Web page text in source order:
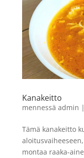
Kanakeitto
mennessä admin |
Tämä kanakeitto
montaa raaka-